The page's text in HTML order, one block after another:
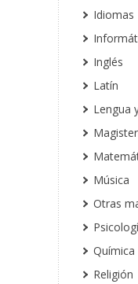
Idiomas
Inglés
Latín
Lengua
Música
Otras
Química
Religión